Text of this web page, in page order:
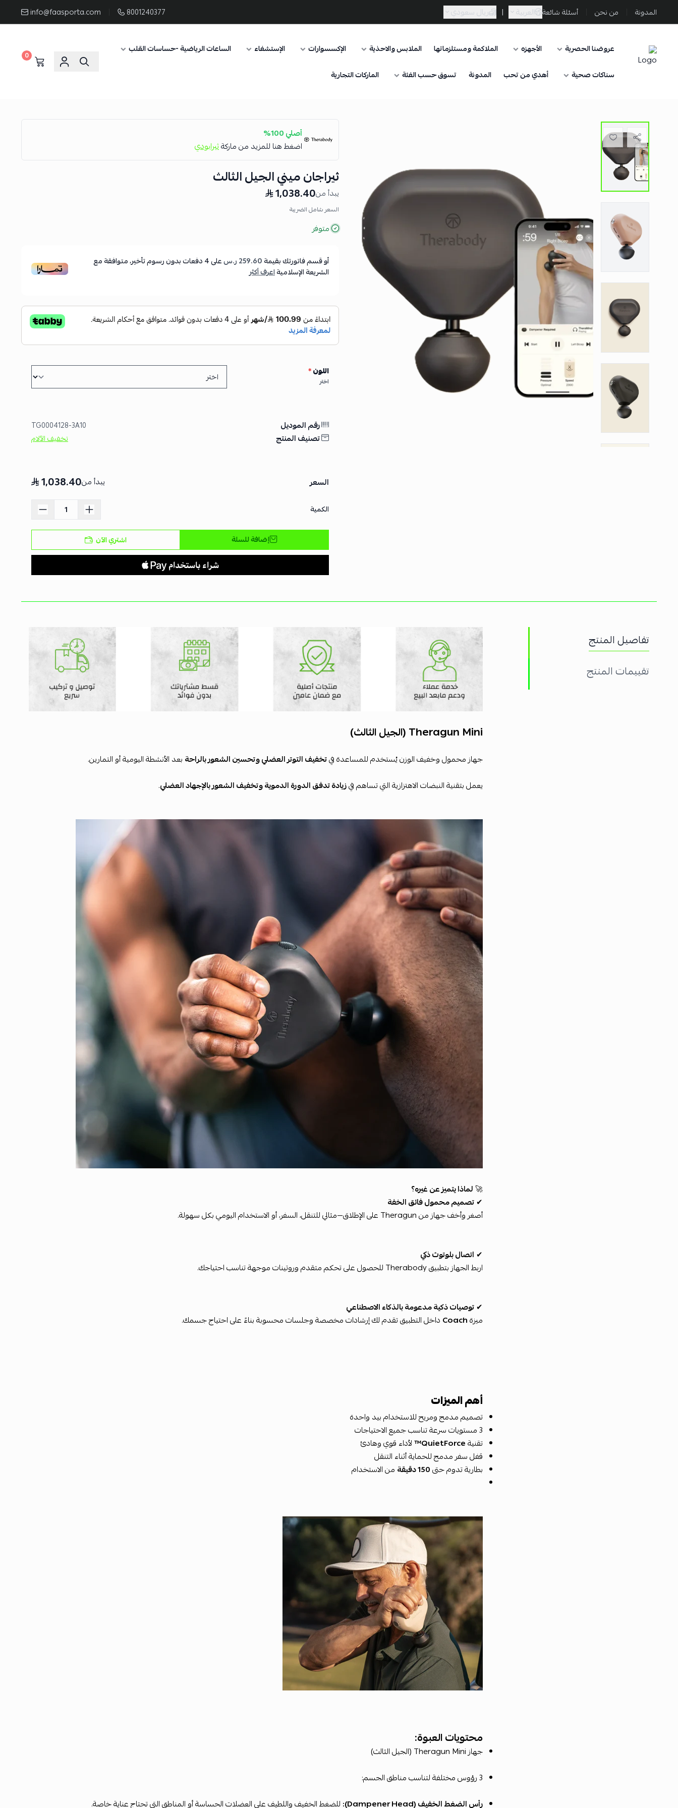
المدونة من نحن أسئلة شائعة العربية | ريال سعودي 8001240377
info@faasporta.com
Sporta
عروضنا الحصرية الأجهزه الملاكمة ومستلزماتها الملابس والاحذية الإكسسوارات الإستشفاء
الساعات الرياضية -حساسات القلب
سناكات صحية
أهدي من تحب المدونة تسوق حسب الفئة الماركات التجارية
0
أصلي 100%
اضغط هنا للمزيد من ماركةثيرابودي
ثيراجان ميني الجيل الثالث
يبدأ من1,038.40
السعر شامل الضريبة
متوفر
أو قسم فاتورتك بقيمة259.60 ر.س على4دفعات بدون رسوم تأخير، متوافقة مع
الشريعة الإسلاميةاعرف أكثر
اللون*
اختر
رقم الموديل TG0004128-3A10
تصنيف المنتج تخفيف الآلام
السعر يبدأ من1,038.40
الكمية
إضافة للسلة اشتري الآن
تفاصيل المنتج
تقييمات المنتج
Theragun Mini (الجيل الثالث)
جهاز محمول وخفيف الوزن يُستخدم للمساعدة فيتخفيف التوتر العضلي وتحسين الشعور بالراحة بعد الأنشطة اليومية أو التمارين.
يعمل بتقنية النبضات الاهتزازية التي تساهم فيزيادة تدفق الدورة الدموية وتخفيف الشعور بالإجهاد العضلي.
🚀 لماذا يتميز عن غيره؟
✔تصميم محمول فائق الخفة
أصغر وأخف جهاز من Theragun على الإطلاق—مثالي للتنقل، السفر، أو الاستخدام اليومي بكل سهولة.
✔ اتصال بلوتوث ذكي
اربط الجهاز بتطبيق Therabody للحصول على تحكم متقدم وروتينات موجهة تناسب احتياجك.
✔توصيات ذكية مدعومة بالذكاء الاصطناعي
ميزةCoach داخل التطبيق تقدم لك إرشادات مخصصة وجلسات محسوبة بناءً على احتياج جسمك.
أهم الميزات
تصميم مدمج ومريح للاستخدام بيد واحدة
3 مستويات سرعة تناسب جميع الاحتياجات
تقنيةQuietForce™
لأداء قوي وهادئ
قفل سفر مدمج للحماية أثناء التنقل
بطارية تدوم حتى150 دقيقة من الاستخدام
محتويات العبوة:
جهاز Theragun Mini (الجيل الثالث)
3 رؤوس مختلفة لتناسب مناطق الجسم:
رأس الضغط الخفيف (Dampener Head):
للضغط الخفيف واللطيف على العضلات الحساسة أو المناطق التي تحتاج عناية خاصة.